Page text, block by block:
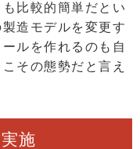
比較的簡単だとい
造モデルを変更す
ルを作れるのも自
その態勢だと言え
施